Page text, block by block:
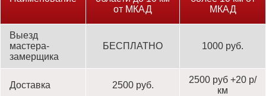
от МКАД
МКАД
Выезд
мастера-
замерщика
БЕСПЛАТНО 1000 руб.
Доставка 2500 руб.
2500 руб +20 р/
км